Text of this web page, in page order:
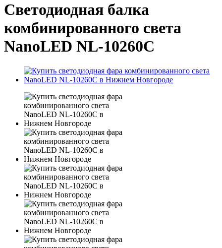
Светодиодная балка
комбинированного света
NanoLED NL-10260C